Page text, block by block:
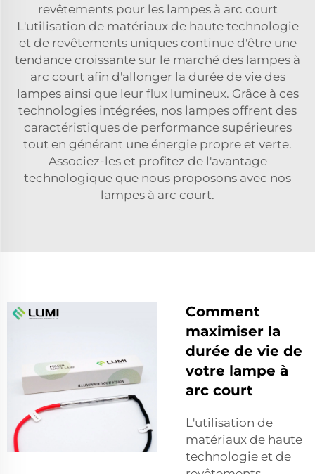
revêtements pour les lampes à arc court
L'utilisation de matériaux de haute technologie
et de revêtements uniques continue d'être une
tendance croissante sur le marché des lampes à
arc court afin d'allonger la durée de vie des
lampes ainsi que leur flux lumineux. Grâce à ces
technologies intégrées, nos lampes offrent des
caractéristiques de performance supérieures
tout en générant une énergie propre et verte.
Associez-les et profitez de l'avantage
technologique que nous proposons avec nos
lampes à arc court.
Comment
maximiser la
durée de vie de
votre lampe à
arc court
L'utilisation de
matériaux de haute
technologie et de